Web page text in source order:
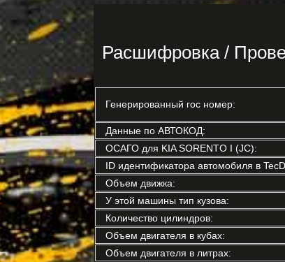
Расшифровка /
Генерированный гос номер:
Данные по АВТОКОД:
ОСАГО для KIA SORENTO I (JC):
ID идентификатора автомобиля в
Объем движка:
У этой машины тип кузова:
Количество цилиндров:
Объем двигателя в кубах:
Объем двигателя в литрах: